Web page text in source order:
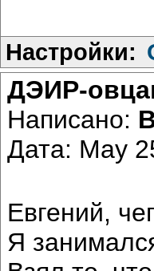
Настройки:
ДЭИР-
Написано:
Дата: May
Евгений,
Я